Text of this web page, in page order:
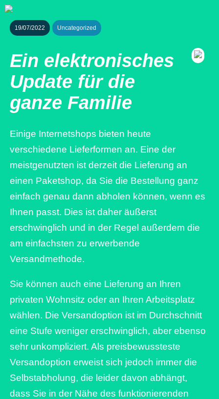
19/07/2022 Uncategorized
Ein elektronisches
Update für die
ganze Familie
Einige Internetshops bieten heute
verschiedene Lieferformen an. Eine der
meistgenutzten ist derzeit die Lieferung an
einen Paketshop, da Sie die Bestellung ganz
einfach genau dann abholen können, wenn es
Ihnen passt. Dies ist daher äußerst
erschwinglich und in der Regel außerdem die
am einfachsten zu erwerbende
Versandmethode.
Sie können auch eine Lieferung an Ihren
privaten Wohnsitz oder an Ihren Arbeitsplatz
wählen. Die Versandoption ist im Durchschnitt
eine Stufe weniger erschwinglich, aber ebenso
sehr unkompliziert. Als preisbewussteste
Versandoption erweist sich jedoch immer die
Selbstabholung, die leider davon abhängt,
dass Sie in der Nähe des funktionierenden